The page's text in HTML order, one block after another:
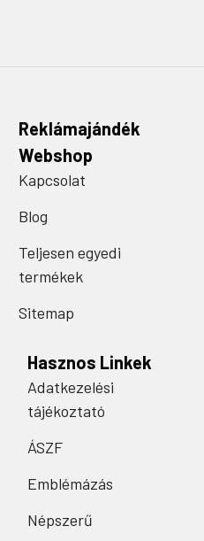
Reklámajándék
Webshop
Kapcsolat
Blog
Teljesen egyedi
termékek
Sitemap
Hasznos Linkek
Adatkezelési
tájékoztató
ÁSZF
Emblémázás
Népszerű